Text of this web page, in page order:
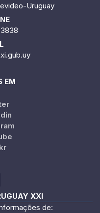
Uruguay
EM
XXI
de: